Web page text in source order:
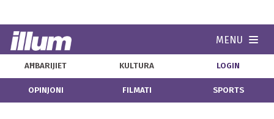
MENU
AĦBARIJIET KULTURA LOGIN
OPINJONI FILMATI SPORTS